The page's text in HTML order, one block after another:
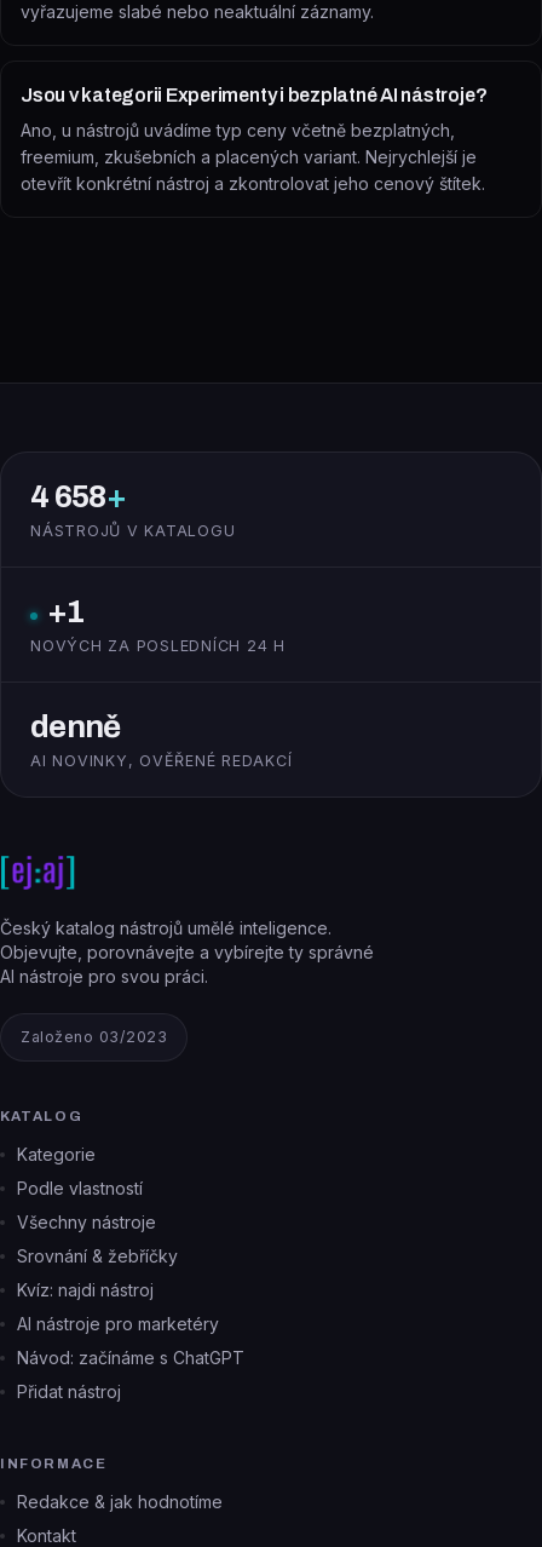
vyřazujeme slabé nebo neaktuální záznamy.
Jsou v kategorii Experimenty i bezplatné AI nástroje?
Ano, u nástrojů uvádíme typ ceny včetně bezplatných,
freemium, zkušebních a placených variant. Nejrychlejší je
otevřít konkrétní nástroj a zkontrolovat jeho cenový štítek.
4 658+
NÁSTROJŮ V KATALOGU
+1
NOVÝCH ZA POSLEDNÍCH 24 H
denně
AI NOVINKY, OVĚŘENÉ REDAKCÍ
Český katalog nástrojů umělé inteligence.
Objevujte, porovnávejte a vybírejte ty správné
AI nástroje pro svou práci.
Založeno 03/2023
KATALOG
Kategorie
Podle vlastností
Všechny nástroje
Srovnání & žebříčky
Kvíz: najdi nástroj
AI nástroje pro marketéry
Návod: začínáme s ChatGPT
Přidat nástroj
INFORMACE
Redakce & jak hodnotíme
Kontakt